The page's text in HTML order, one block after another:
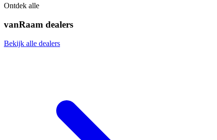
Ontdek alle
vanRaam dealers
Bekijk alle dealers